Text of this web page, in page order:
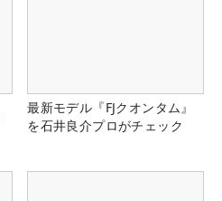
最新モデル『FJクオンタム』
を石井良介プロがチェック